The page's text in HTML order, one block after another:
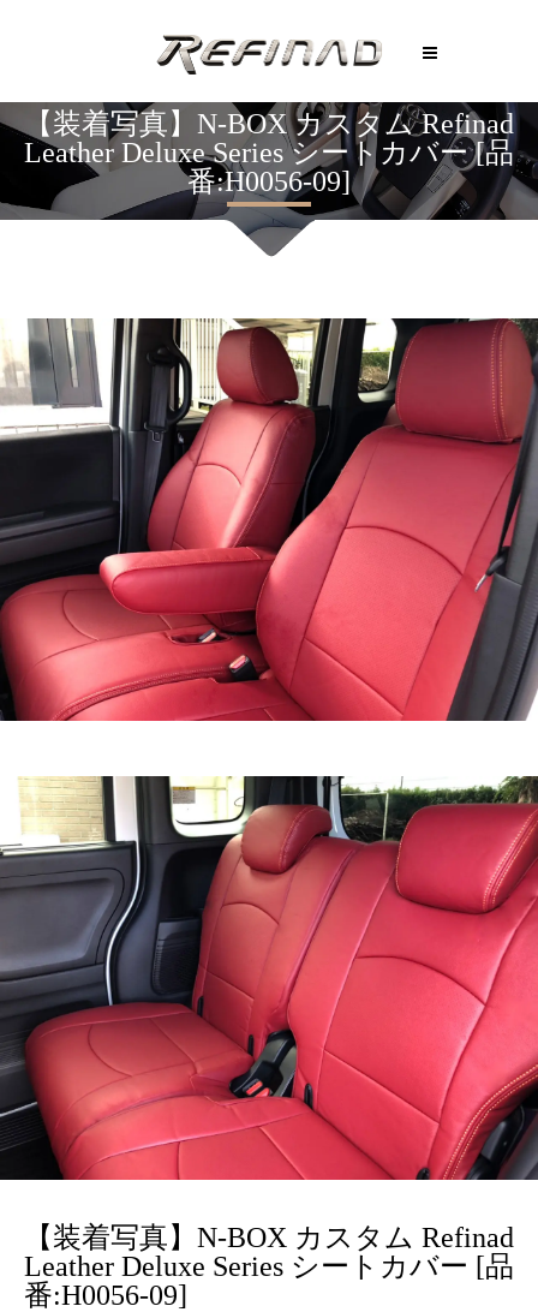
【装着写真】N-BOX カスタム Refinad
Leather Deluxe Series シートカバー [品
番:H0056-09]
【装着写真】N-BOX カスタム Refinad
Leather Deluxe Series シートカバー [品
番:H0056-09]